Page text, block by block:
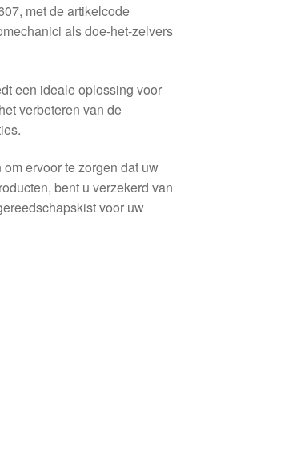
met de artikelcode
als doe-het-zelvers
een ideale oplossing voor
verbeteren van de
ervoor te zorgen dat uw
bent u verzekerd van
voor uw